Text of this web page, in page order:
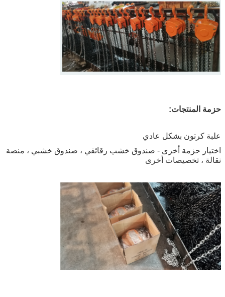
حزمة المنتجات:
علبة كرتون بشكل عادي
اختيار حزمة أخرى - صندوق خشب رقائقي ، صندوق خشبي ، منصة
نقالة ، تخصيصات أخرى